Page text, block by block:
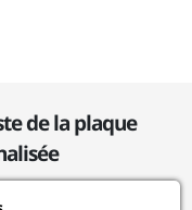
de la plaque